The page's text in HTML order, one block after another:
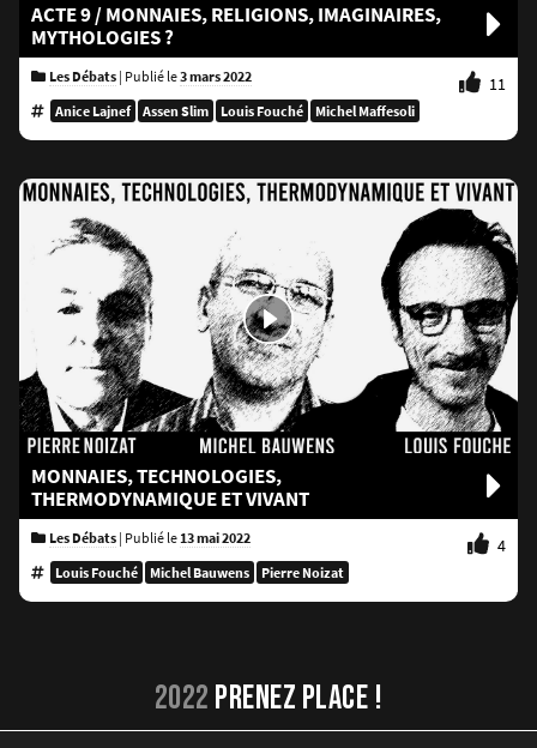
ACTE 9 / MONNAIES, RELIGIONS, IMAGINAIRES,
MYTHOLOGIES ?
Les Débats | Publié le3 mars 2022 11
Anice Lajnef Assen Slim Louis Fouché Michel Maffesoli
MONNAIES, TECHNOLOGIES,
THERMODYNAMIQUE ET VIVANT
Les Débats | Publié le13 mai 2022 4
Louis Fouché Michel Bauwens Pierre Noizat
2022 PRENEZ PLACE !